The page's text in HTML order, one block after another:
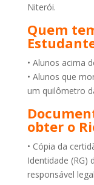
Niterói.
Quem
• Alunos acima
• Alunos que
um quilômetro
obter o
• Cópia da
Identidade (RG)
responsável